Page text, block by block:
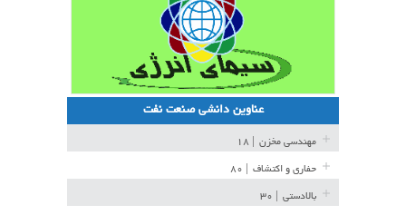
عناوین دانشی صنعت نفت
مهندسی مخزن
حفاری و اکتشاف
بالادستی